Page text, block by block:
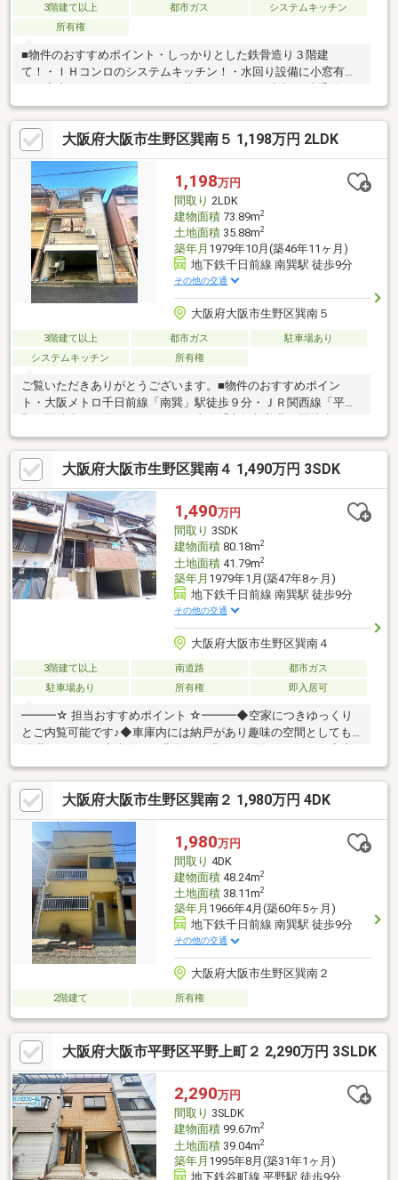
3階建て以上 都市ガス
システムキッチン
所有権
■物件のおすすめポイント・しっかりとした鉄骨造り３階建
て！・ＩＨコンロのシステムキッチン！・水回り設備に小窓有
中！・過ごしやすい閑静な住宅地の環境・スーパー、コンビニが
徒歩約６分圏内にあり生活至便な立地！■周辺施設案内・サンデ
ィ平野加美北店：約450ｍ（徒歩6分）・イズミヤ平野駅：約600
ｍ（徒歩9分）・ファミリーマート加美正覚寺店：約350ｍ（徒歩
5分）・平野加美正覚寺郵便局：500ｍ（徒歩7分）・コーナンＰ
ＲＯ平野店：約1100ｍ（徒歩15分） 等
大阪府大阪市生野区巽南５ 1,198万円 2LDK
1,198万円
間取り 2LDK
建物面積73.89m2
土地面積35.88m2
築年月 1979年10月(築46年11ヶ月)
地下鉄千日前線 南巽駅 徒歩9分
その他の交通
大阪府大阪市生野区巽南５
3階建て以上 都市ガス
駐車場あり
システムキッチン
所有権
ご覧いただきありがとうございます。■物件のおすすめポイン
ト・大阪メトロ千日前線「南巽」駅徒歩９分・ＪＲ関西線「平
野」駅徒歩１１分・ＪＲおおさか東線「衣摺加美北」駅徒歩１８
分・過ごしやすい閑静な住宅地！・１階広々ガレージスペー
ス！・ガレージスペースは倉庫利用も可！・スーパー徒歩２分、
コンビニが徒歩５分の距離で買い物便利な立地！・室内綺麗にお
使いです！■周辺施設案内・万代巽南店：約100ｍ（徒歩2分）・
ローソン生野巽南五丁目店：約350ｍ（徒歩5分）・ウエルシア生
野巽南店：約180ｍ（徒歩3分）・生野巽郵便局：約550ｍ（徒歩9
分） 等
大阪府大阪市生野区巽南４ 1,490万円 3SDK
1,490万円
間取り 3SDK
建物面積80.18m2
土地面積41.79m2
築年月 1979年1月(築47年8ヶ月)
地下鉄千日前線 南巽駅 徒歩9分
その他の交通
大阪府大阪市生野区巽南４
3階建て以上 南道路
都市ガス
駐車場あり
所有権 即入居可
━━━☆ 担当おすすめポイント ☆━━━◆空家につきゆっくり
とご内覧可能です♪◆車庫内には納戸があり趣味の空間としても
が全方位にある風通しの良い住まい！◆始発駅が最寄駅の為、通
勤・通学ストレスの軽減に♪◆室内美麗で大幅なリフォーム不要
です！◎車庫入口サイズ（高さ：約1.67ｍ、幅：約2.88ｍ）
━━━☆ 周辺インフォメーション ☆━━━■巽南小学校 徒歩２
分■新巽中学校 徒歩３分■セブンイレブン大阪巽南三丁目店 徒
歩３分■ウエルシア生野巽南店 徒歩４分■万代巽南店 徒歩７分
大阪府大阪市生野区巽南２ 1,980万円 4DK
1,980万円
間取り 4DK
建物面積48.24m2
土地面積38.11m2
築年月 1966年4月(築60年5ヶ月)
地下鉄千日前線 南巽駅 徒歩9分
その他の交通
大阪府大阪市生野区巽南２
2階建て 所有権
大阪府大阪市平野区平野上町２ 2,290万円 3SLDK
2,290万円
間取り 3SLDK
建物面積99.67m2
土地面積39.04m2
築年月 1995年8月(築31年1ヶ月)
地下鉄谷町線 平野駅 徒歩9分